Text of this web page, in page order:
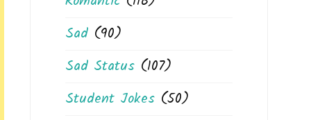
Sad(90)
Sad Status(107)
Student Jokes(50)